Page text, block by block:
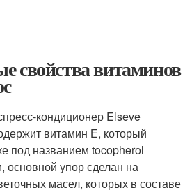
свойства витаминов
кондиционер Elseve
витамин Е, который
под названием tocopherol
основной упор сделан на
масел, которых в составе